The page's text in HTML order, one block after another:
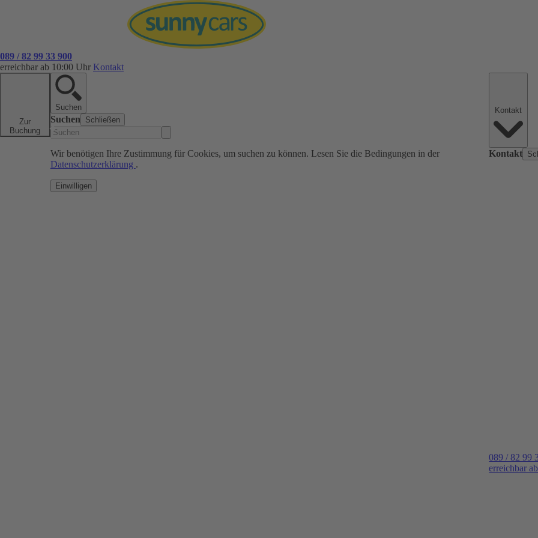
089 / 82 99 33 900
erreichbar ab 10:00 Uhr Kontakt
Zur
Buchung
Suchen
Suchen Schließen
Wir benötigen Ihre Zustimmung für Cookies, um suchen zu können. Lesen Sie die Bedingungen in der
Datenschutzerklärung .
Einwilligen
Kontakt
089 / 82 99
erreichbar